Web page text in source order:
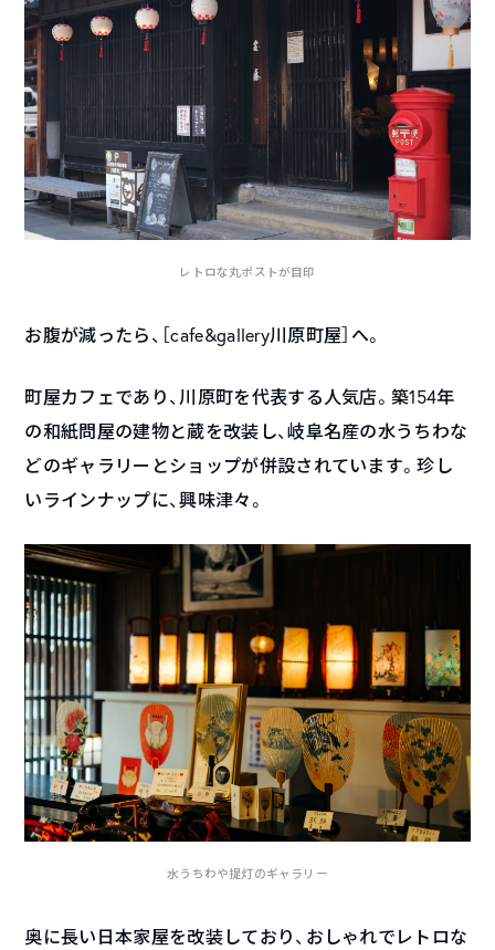
レトロな丸ポストが目印
お腹が減ったら、［cafe&gallery川原町屋］へ。
町屋カフェであり、川原町を代表する人気店。築154年
の和紙問屋の建物と蔵を改装し、岐阜名産の水うちわな
どのギャラリーとショップが併設されています。珍し
いラインナップに、興味津々。
水うちわや提灯のギャラリー
奥に長い日本家屋を改装しており、おしゃれでレトロな